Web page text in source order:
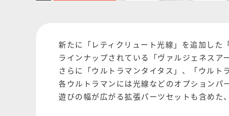
新たに「レティクリュート光線」を追加した
ラインナップされている「ヴァルジェネス
さらに「ウルトラマンタイタス」、「ウル
各ウルトラマンには光線などのオプションパ
遊びの幅が広がる拡張パーツセットも含めた